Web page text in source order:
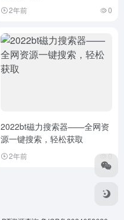
2年前 0
2022bt磁力搜索器——全网资
源一键搜索，轻松获取
2年前 0